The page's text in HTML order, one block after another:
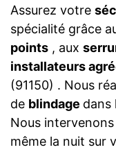
Assurez votre
spécialité grâce
points , aux
installateurs
(91150) . Nous
de blindage dans
Nous
même la nuit sur